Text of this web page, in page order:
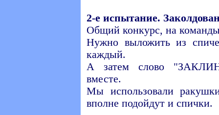
2-е испытание.
Общий конкурс, на
Нужно выложить из
каждый.
А затем слово
вместе.
Мы использовали
вполне подойдут и спички.